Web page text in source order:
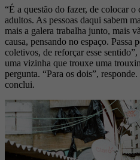
“É a questão do fazer, de colocar
adultos. As pessoas daqui sabem
mais a galera trabalha junto, mais
causa, pensando no espaço. Passa
coletivos, de reforçar esse
uma vizinha que trouxe uma
pergunta. “Para os dois”,
conclui.